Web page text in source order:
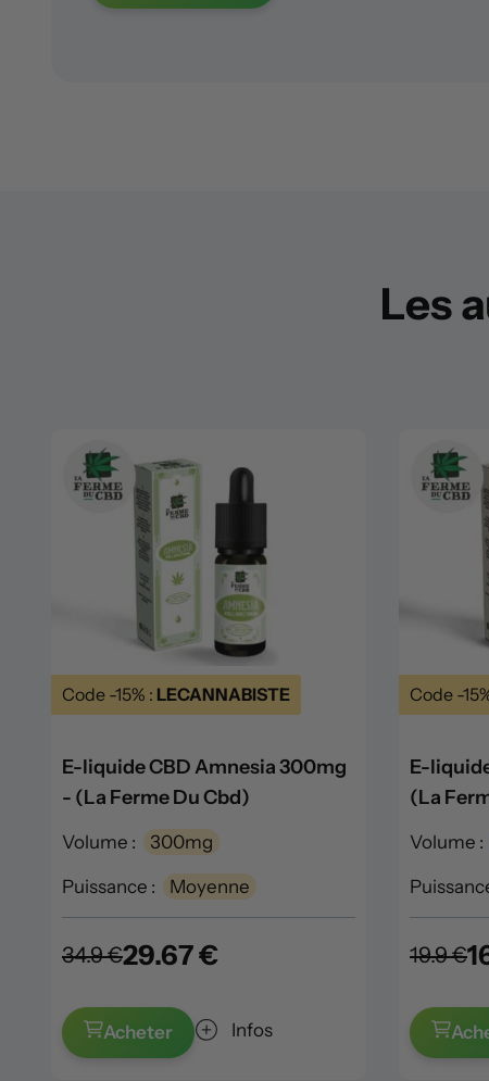
Les
Code -15% : LECANNABISTE
E-liquide CBD Amnesia 300mg
- (La Ferme Du Cbd)
Volume : 300mg
Puissance : Moyenne
34.9 €29.67 €
Acheter Infos
Code -
E-
(La
Volume :
19.9 €